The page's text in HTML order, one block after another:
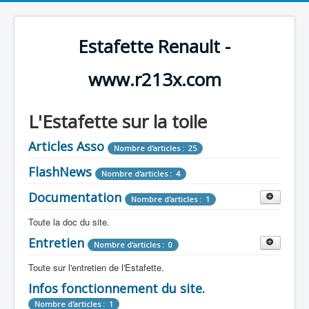
Estafette Renault -
www.r213x.com
L'Estafette sur la toile
Articles Asso Nombre d'articles : 25
FlashNews Nombre d'articles : 4
Documentation Nombre d'articles : 1
Toute la doc du site.
Revue de Presse Nombre d'articles : 9
Tous les articles que l'on a vu sur l'estafette !
Camping Car Nombre d'articles : 3
Entretien Nombre d'articles : 0
Toute sur l'entretien de l'Estafette.
Mécanique Nombre d'articles : 0
Infos fonctionnement du site.
Nombre d'articles : 1